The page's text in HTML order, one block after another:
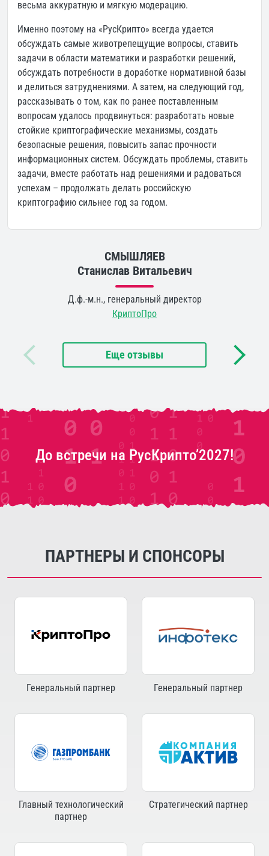
весьма аккуратную и мягкую модерацию.
Именно поэтому на «РусКрипто» всегда удается
обсуждать самые животрепещущие вопросы, ставить
задачи в области математики и разработки решений,
обсуждать потребности в доработке нормативной базы
и делиться затруднениями. А затем, на следующий год,
рассказывать о том, как по ранее поставленным
вопросам удалось продвинуться: разработать новые
стойкие криптографические механизмы, создать
безопасные решения, повысить запас прочности
информационных систем. Обсуждать проблемы, ставить
задачи, вместе работать над решениями и радоваться
успехам – продолжать делать российскую
криптографию сильнее год за годом.
СМЫШЛЯЕВ
Станислав Витальевич
Д.ф.-м.н., генеральный директор
КриптоПро
Еще отзывы
До встречи на РусКрипто’2027!
ПАРТНЕРЫ И СПОНСОРЫ
Генеральный партнер Генеральный партнер
Главный технологический
партнер
Стратегический партнер